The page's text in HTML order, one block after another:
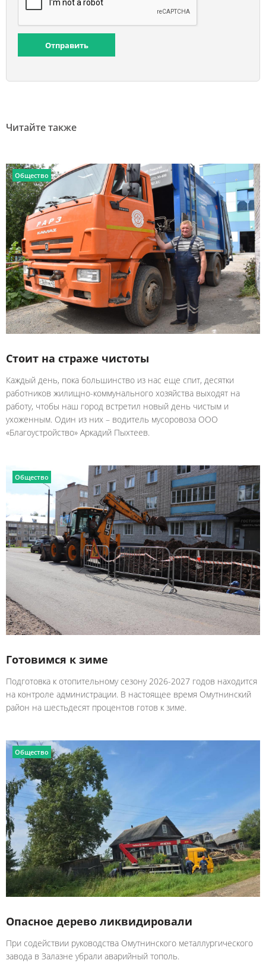
Отправить
Читайте также
Общество
Стоит на страже чистоты
Каждый день, пока большинство из нас еще спит, десятки
работников жилищно-коммунального хозяйства выходят на
работу, чтобы наш город встретил новый день чистым и
ухоженным. Один из них – водитель мусоровоза ООО
«Благоустройство» Аркадий Пыхтеев.
Общество
Готовимся к зиме
Подготовка к отопительному сезону 2026-2027 годов находится
на контроле администрации. В настоящее время Омутнинский
район на шестьдесят процентов готов к зиме.
Общество
Опасное дерево ликвидировали
При содействии руководства Омутнинского металлургического
завода в Залазне убрали аварийный тополь.